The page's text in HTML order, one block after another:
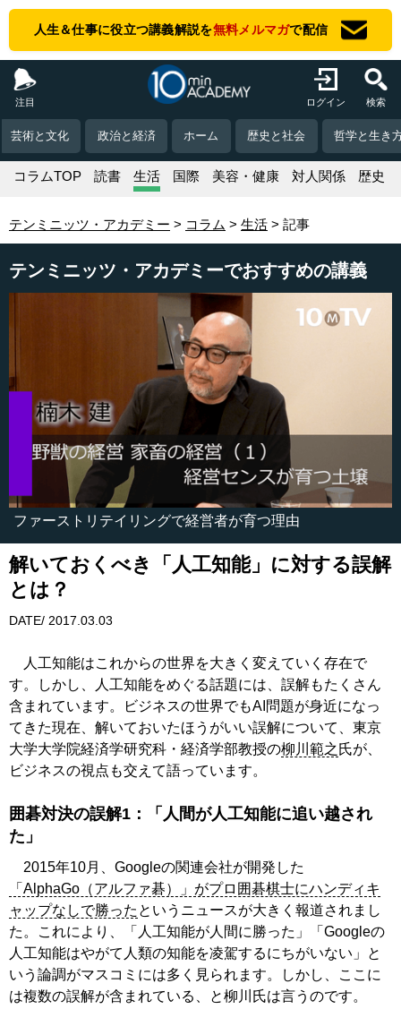
人生＆仕事に役立つ講義解説を無料メルマガで配信
注目 ログイン 検索
芸術と文化 政治と経済 ホーム 歴史と社会 哲学と生き
コラムTOP 読書 生活 国際 美容・健康 対人関係 歴史
テンミニッツ・アカデミー コラム 生活 記事
テンミニッツ・アカデミーでおすすめの講義
ファーストリテイリングで経営者が育つ理由
解いておくべき「人工知能」に対する誤解
とは？
DATE/ 2017.03.03
人工知能はこれからの世界を大きく変えていく存在で
す。しかし、人工知能をめぐる話題には、誤解もたくさん
含まれています。ビジネスの世界でもAI問題が身近になっ
てきた現在、解いておいたほうがいい誤解について、東京
大学大学院経済学研究科・経済学部教授の柳川範之氏が、
ビジネスの視点も交えて語っています。
囲碁対決の誤解1：「人間が人工知能に追い越され
た」
2015年10月、Googleの関連会社が開発した
「AlphaGo（アルファ碁）」がプロ囲碁棋士にハンディキ
ャップなしで勝った というニュースが大きく報道されまし
た。これにより、「人工知能が人間に勝った」「Googleの
人工知能はやがて人類の知能を凌駕するにちがいない」と
いう論調がマスコミには多く見られます。しかし、ここに
は複数の誤解が含まれている、と柳川氏は言うのです。